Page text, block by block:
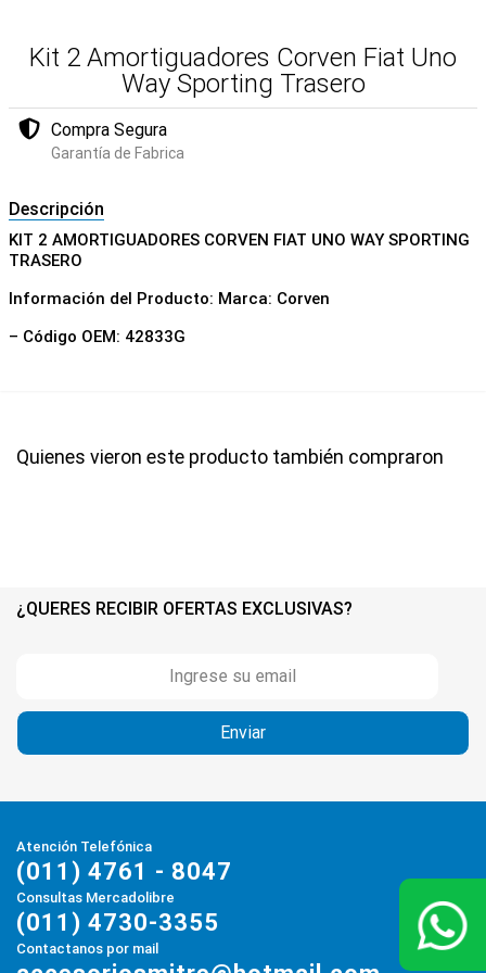
Kit 2 Amortiguadores Corven Fiat Uno
Way Sporting Trasero
Compra Segura
Garantía de Fabrica
Descripción
KIT 2 AMORTIGUADORES CORVEN FIAT UNO WAY SPORTING
TRASERO
Información del Producto: Marca: Corven
– Código OEM: 42833G
Quienes vieron este producto también compraron
¿QUERES RECIBIR OFERTAS EXCLUSIVAS?
Atención Telefónica
(011) 4761 - 8047
Consultas Mercadolibre
(011) 4730-3355
Contactanos por mail